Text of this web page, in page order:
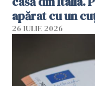
apărat cu un
26 IULIE 2026